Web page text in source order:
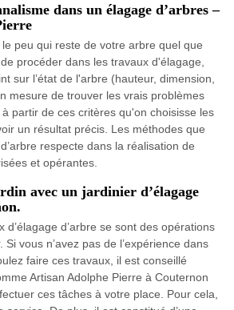
dans un élagage d’arbres –
peu qui reste de votre arbre quel que
procéder dans les travaux d'élagage,
sur l’état de l'arbre (hauteur, dimension,
mesure de trouver les vrais problèmes
partir de ces critères qu'on choisisse les
un résultat précis. Les méthodes que
respecte dans la réalisation de
et opérantes.
avec un jardinier d’élagage
d’élagage d’arbre se sont des opérations
vous n’avez pas de l’expérience dans
faire ces travaux, il est conseillé
Artisan Adolphe Pierre à Couternon
ces tâches à votre place. Pour cela,